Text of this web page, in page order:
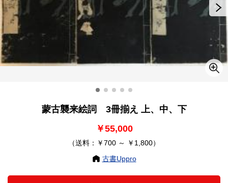
蒙古襲来絵詞 3冊揃え 上、中、下
￥55,000
（送料：￥700 ～ ￥1,800）
古書Uppro